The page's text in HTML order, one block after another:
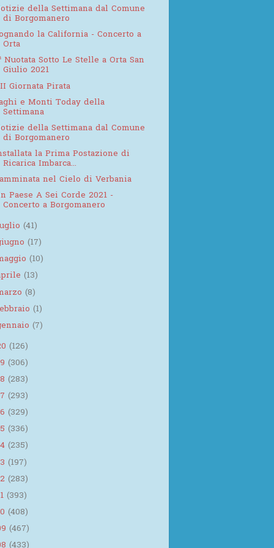
della Settimana dal Comune
di Borgomanero
la California - Concerto a
Orta
Nuotata Sotto Le Stelle a Orta San
Giulio 2021
Giornata Pirata
e Monti Today della
Settimana
della Settimana dal Comune
di Borgomanero
la Prima Postazione di
Ricarica Imbarca...
nel Cielo di Verbania
Paese A Sei Corde 2021 -
Concerto a Borgomanero
(41)
(17)
(10)
(13)
(8)
(1)
(7)
(126)
(306)
(283)
(293)
(329)
(336)
(235)
(197)
(283)
(393)
(408)
(467)